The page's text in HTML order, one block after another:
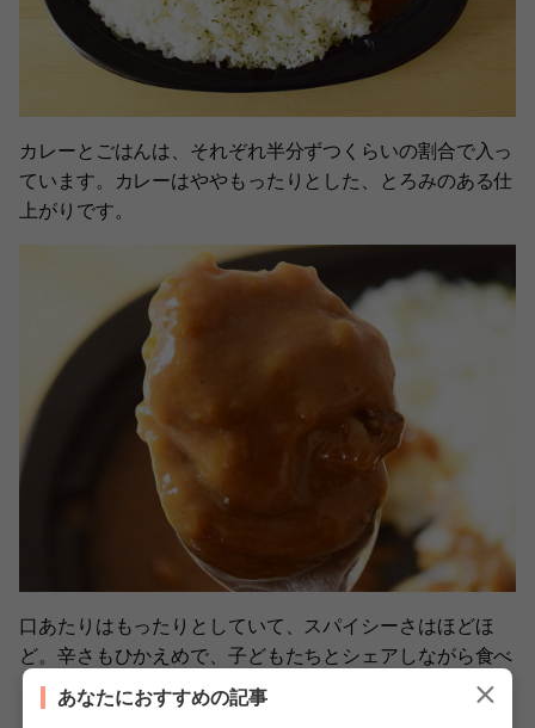
カレーとごはんは、それぞれ半分ずつくらいの割合で入っ
ています。カレーはややもったりとした、とろみのある仕
上がりです。
口あたりはもったりとしていて、スパイシーさはほどほ
ど。辛さもひかえめで、子どもたちとシェアしながら食べ
ましたが、「辛い」という感想は出ませんでした。細めの
ビーフも入っており、カレーからはビーフの旨味もしっか
あなたにおすすめの記事